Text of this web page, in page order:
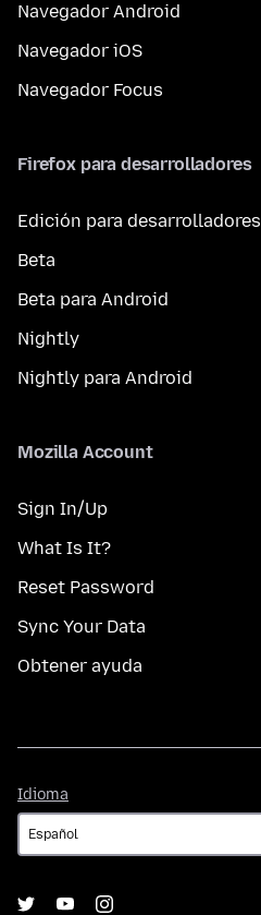
Navegador Android
Navegador iOS
Navegador Focus
Firefox para desarrolladores
Edición para desarrolladores
Beta
Beta para Android
Nightly
Nightly para Android
Mozilla Account
Sign In/Up
What Is It?
Reset Password
Sync Your Data
Obtener ayuda
Idioma